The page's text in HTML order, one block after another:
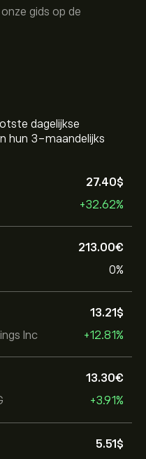
dagelijkse
hun 3-maandelijks
27.40‎$‎
+32.62%
213.00‎€‎
0%
Inc
13.21‎$‎
+12.81%
13.30‎€‎
+3.91%
5.51‎$‎
gids op de